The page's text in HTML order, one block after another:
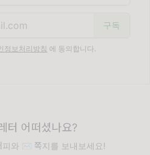
정보처리방침 에 동의합니다.
터 어떠셨나요?
피와 ✉️ 쪽지를 보내보세요!